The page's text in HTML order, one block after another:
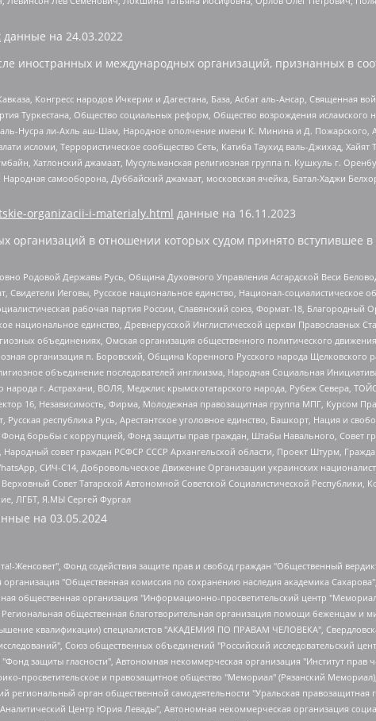
данные на 24.03.2022
иностранных и международных организаций, признанных в
Конгресс народов Ичкерии и Дагестана, База, Асбат аль-Ансар, Священная
Туркестана, Общество социальных реформ, Общество возрождения
Нусра ли-Ахль аш-Шам, Народное ополчение имени К. Минина и Д. Пожарского,
исломи, Террористическое сообщество Сеть, Катиба Таухид валь-Джихад,
Хатлонский джамаат, Мусульманская религиозная группа п. Кушкуль г.
самооборона, Дуббайский джамаат, московская ячейка, Батал-Хаджи
organizacii-i-materialy.html данные на 16.11.2023
в отношении которых судом принято вступившее
Родовой Державы Русь, Община Духовного Управления Асгардской Веси
Иеговы, Русское национальное единство, Национал-
рабочая партия России, Славянский союз, Формат-18,
национальное единство, Древнерусской Инглистической церкви Православных
объединениях, Омская организация общественного политического
организация п. Боровский, Община Коренного Русского народа Щелковского
объединение последователей инглиизма, Народная Социальная
г. Астрахани, ВОЛЯ, Меджлис крымскотатарского народа, Рубеж Севера,
16, Независимость, Фирма, Молодежная правозащитная группа МПГ, Курсом
Русская республика Русь, Арестантское уголовное единство, Башкорт, Нация и
борьбы с коррупцией, Фонд защиты прав граждан, Штабы Навального, Совет
совет граждан РСФСР СССР Архангельской области, Проект Штурм,
СИЧ-С14, Добровольческое Движение Организации украинских
Совет Татарской Автономной Советской Социалистической Республики,
ЛГБТ, Я.МЫ Сергей Фургал
на 03.05.2024
агентство "MEDIUM-ORIENT", Красноярская региональная общественная организация "Мы против СПИДа", Камалягин Денис Николаевич, Маркелов Сергей Евгеньевич, Пономарев Лев Александрович, Савицкая Людмила Алексеевна, Автономная некоммерческая организация "Центр по работе с проблемой насилия "НАСИЛИЮ.НЕТ", Межрегиональный профессиональный союз работников здравоохранения "Альянс врачей", Юридическое лицо, зарегистрированное в Латвийской Республике, SIA "Medusa Project" (регистрационный номер 40103797863, дата регистрации 10.06.2014), Некоммерческая организация "Фонд по борьбе с коррупцией", Автономная некоммерческая организация "Институт права и публичной политики", Баданин Роман Сергеевич, Гликин Максим Александрович, Железнова Мария Михайловна, Лукьянова Юлия Сергеевна, Маетная Елизавета Витальевна, Маняхин Петр Борисович, Чуракова Ольга Владимировна, Ярош Юлия Петровна, Юридическое лицо "The Insider SIA", зарегистрированное в Риге, Латвийская Республика (дата регистрации 26.06.2015), являющееся администратором доменного имени интернет-издания "The Insider SIA", https://theins.ru, Постернак Алексей Евгеньевич, Рубин Михаил Аркадьевич, Анин Роман Александрович, Юридическое лицо Istories fonds, зарегистрированное в Латвийской Республике (регистрационный номер 50008295751, дата регистрации 24.02.2020), Великовский Дмитрий Александрович, Долинина Ирина Николаевна, Мароховская Алеся Алексеевна, Шлейнов Роман Юрьевич, Шмагун Олеся Валентиновна, Общество с ограниченной ответственностью "Альтаир 2021", Общество с ограниченной ответственностью "Вега 2021", Общество с ограниченной ответственностью "Главный редактор 2021", Общество с ограниченной ответственностью "Ромашки монолит", Важенков Артем Валерьевич, Ивановская областная общественная организация "Центр гендерных исследований", Гурман Юрий Альбертович, Медиапроект "ОВД-Инфо", Егоров Владимир Владимирович, Жилинский Владимир Александрович, Общество с ограниченной ответственностью "ЗП", Иванова София Юрьевна, Карезина Инна Павловна, Кильтау Екатерина Викторовна, Петров Алексей Викторович, Пискунов Сергей Евгеньевич, Смирнов Сергей Сергеевич, Тихонов Михаил Сергеевич, Общество с ограниченной ответственностью "ЖУРНАЛИСТ-ИНОСТРАННЫЙ АГЕНТ", Арапова Галина Юрьевна, Вольтская Татьяна Анатольевна, Американская компания "Mason G.E.S. Anonymous Foundation" (США), являющаяся владельцем интернет-издания https://mnews.world/, Компания "Stichting Bellingcat", зарегистрированная в Нидерландах (дата регистрации 11.07.2018), Захаров Андрей Вячеславович, Клепиковская Екатерина Дмитриевна, Общество с ограниченной ответственностью "МЕМО", Перл Роман Александрович, Симонов Евгений Алексеевич, Соловьева Елена Анатольевна, Сотников Даниил Владимирович, Сурначева Елизавета Дмитриевна, Автономная некоммерческая организация по защите прав человека и информированию населения "Якутия – Наше Мнение", Общество с ограниченной ответственностью "Москоу диджитал медиа", с 26.01.2023 Общество с ограниченной ответственностью "Чайка Белые сады", Ветошкина Валерия Валерьевна, Заговора Максим Александрович, Межрегиональное общественное движение "Российская ЛГБТ - сеть", Оленичев Максим Владимирович, Павлов Иван Юрьевич, Скворцова Елена Сергеевна, Общество с ограниченной ответственностью "Как бы инагент", Кочетков Игорь Викторович, Общество с ограниченной ответственностью "Честные выборы", Еланчик Олег Александрович, Общество с ограниченной ответственностью "Нобелевский призыв", Гималова Регина Эмилевна, Григорьев Андрей Валерьевич, Григорьева Алина Александровна, Ассоциация по содействию защите прав призывников,